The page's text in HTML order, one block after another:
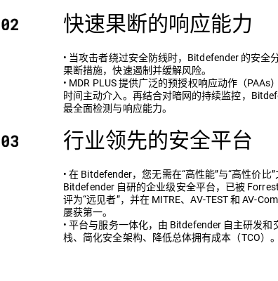
快速果断的响应能力
• 当攻击者绕过安全防线时，Bitdefender 的安全
果断措施，快速遏制并缓解风险。
• MDR PLUS 提供广泛的预授权响应动作（
时间主动介入。再结合对暗网的持续监控，
最全面检测与响应能力。
行业领先的安全平台
• 在 Bitdefender，您无需在“高性能”与“高性价比
Bitdefender 自研的企业级安全平台，已被
评为“远见者”，并在 MITRE、AV-TEST 和 AV-
屡获第一。
• 平台与服务一体化，由 Bitdefender 自主研发
栈、简化安全架构、降低总体拥有成本（TCO）。